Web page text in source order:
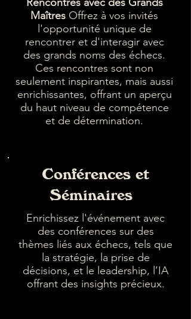
Maîtres Offrez à vos invités
l'opportunité unique de
rencontrer et d'interagir avec
des grands noms des échecs.
Ces rencontres sont non
seulement inspirantes, mais aussi
enrichissantes, offrant un aperçu
du haut niveau de compétence
et de détermination.
Conférences et
Séminaires
Enrichissez l'événement avec
des conférences sur des
thèmes liés aux échecs, tels que
la stratégie, la prise de
décisions, et le leadership, l’IA
offrant des insights précieux.